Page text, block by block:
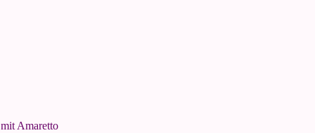
Amaretto